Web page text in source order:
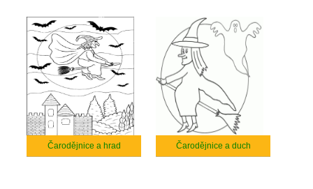
Čarodějnice a hrad Čarodějnice a duch